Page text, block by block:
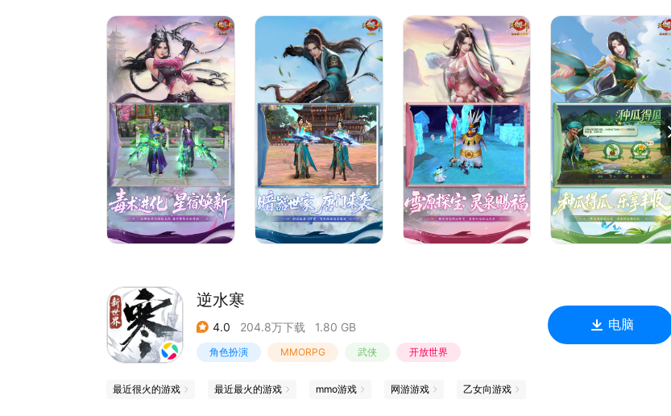
玄妙运势伴你同行；盛夏瓜田欢乐栽种，呼朋引伴互助浇灌，瓜熟蒂落采摘兑换，丰收好礼乐享不停；轻松版武魂
提升至湘君灵，炼魂开启潜能无限，龙纹满级开放启灵，养成精进战力跃升；骑术秘闻重现江湖，每日在线好礼相
随，累积五日达成心愿，老友归来白狮红凤任君挑选。
集师徒、结拜、家园、帮会，真实定位等社交玩法为一体，游戏内外亲密互动，《天龙八部手游》给你一个触手可
及的有爱江湖！还有华美时装、酷炫坐骑、百变发色、海量幻化、百态武林等丰富玩法，待你开启属于自己的武侠
冒险！
《天龙八部手游》由金庸正版授权，《天龙八部》端游原班人马倾心打造，完美传承端游核心特色与经典玩法。游
戏以Unity引擎打造真实3D视觉盛宴，再现聚贤庄、珍珑棋局、琅嬛福地等知名场景，更有乔峰、段誉、虚竹、阿
朱、王语嫣等英雄角色指点传世神功。经典门派，远攻近战、刺客治疗各具特色，珍兽神器、装备打造玩法丰富，
还有行酒令、运镖、凤凰古城、帮会擂台等快意帮派玩法，营造出一个荡气回肠、快意恩仇的热血武侠世界，完美
呈现金庸笔下宏大的天龙江湖！
星宿门派焕新上线，毒系技能全面升级，千毒淬炼独步武林，一指万毒天下皆惧
【暗器世家 唐门来袭】
轻松版唐门强势登场，弩机箭矢一招制敌，暗器纷飞势如破竹，纵横沙场所向披靡
【雪原探宝 灵泉赐福】
逆水寒
4.0 204.8万下载 1.80 GB
角色扮演 MMORPG 武侠 开放世界
电脑
最近很火的游戏 最近最火的游戏 mmo游戏 网游游戏 乙女向游戏